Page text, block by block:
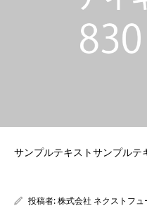
サンプルテキストサンプルテ
投稿者:株式会社 ネクストフ